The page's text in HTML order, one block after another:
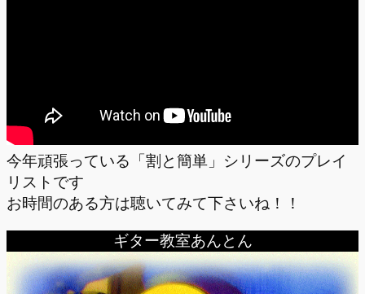
今年頑張っている「割と簡単」シリーズのプレイ
リストです
お時間のある方は聴いてみて下さいね！！
ギター教室あんとん